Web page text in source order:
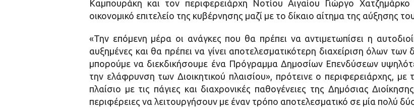
Καμπουράκη και τον περιφερειάρχη Νοτίου Αιγαίου Γιώργο
οικονομικό επιτελείο της κυβέρνησης μαζί με το δίκαιο αίτημα της
«Την επόμενη μέρα οι ανάγκες που θα πρέπει να αντιμετωπίσει η
αυξημένες και θα πρέπει να γίνει αποτελεσματικότερη διαχείριση όλων
μπορούμε να διεκδικήσουμε ένα Πρόγραμμα Δημοσίων Επενδύσεων
την ελάφρυνση των Διοικητικού πλαισίου», πρότεινε ο περιφερειάρχης, με
πλαίσιο με τις πάγιες και διαχρονικές παθογένειες της Δημόσιας
περιφέρειες να λειτουργήσουν με έναν τρόπο αποτελεσματικό σε μία πολύ